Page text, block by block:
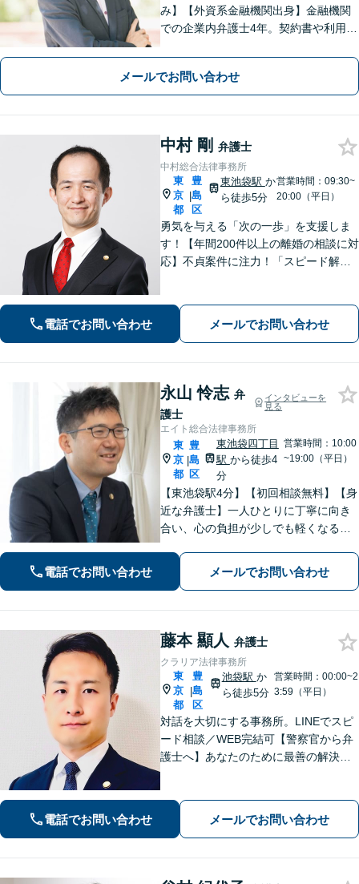
み】【外資系金融機関出身】金融機関
での企業内弁護士4年。契約書や利用規
い。【債権回収】交渉から、訴訟、差
押えまで対応します。【東池袋駅2分】
メールでお問い合わせ
中村 剛 弁護士
中村総合法律事務所
東
京
都
|
豊
島
区
東池袋駅 か
ら徒歩5分
営業時間：09:30~
20:00（平日）
勇気を与える「次の一歩」を支援しま
す！【年間200件以上の離婚の相談に対
応】不貞案件に注力！「スピード解
し、味方になります【池袋駅徒歩5分】
【セカンドオピニオン可】
電話でお問い合わせ メールでお問い合わせ
永山 怜志 弁
護士
インタビューを
見る
エイト総合法律事務所
東
京
都
|
豊
島
区
東池袋四丁目
駅 から徒歩4
分
営業時間：10:00
~19:00（平日）
【東池袋駅4分】【初回相談無料】【身
近な弁護士】一人ひとりに丁寧に向き
合い、心の負担が少しでも軽くなるよ
も目を向け、その先の暮らしまで見据
えた支援を大切にしています。少しで
電話でお問い合わせ メールでお問い合わせ
藤本 顯人 弁護士
クラリア法律事務所
東
京
都
|
豊
島
区
池袋駅 か
ら徒歩5分
営業時間：00:00~2
3:59（平日）
対話を大切にする事務所。LINEでスピ
ード相談／WEB完結可【警察官から弁
護士へ】あなたのために最善の解決を
民事から刑事事件まで幅広く支援【完
電話でお問い合わせ メールでお問い合わせ